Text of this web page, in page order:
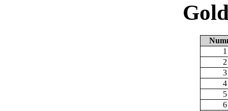
1
2
3
4
5
6